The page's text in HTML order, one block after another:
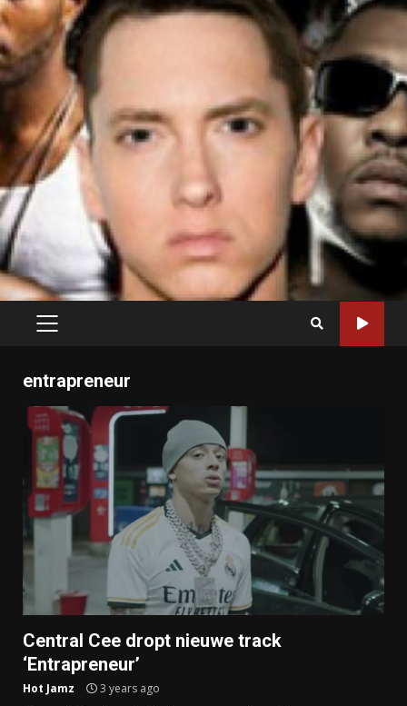
PRIMARY
entrapreneur
Central Cee dropt nieuwe track
‘Entrapreneur’
Hot Jamz 3 years ago